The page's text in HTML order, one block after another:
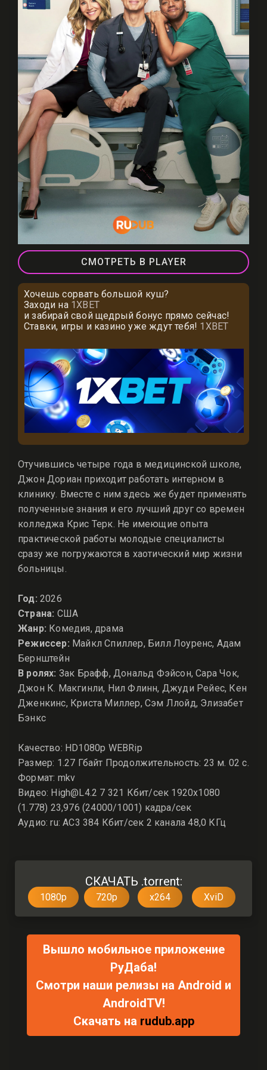
СМОТРЕТЬ В PLAYER
Хочешь сорвать большой куш?
Заходи на 1XBET
и забирай свой щедрый бонус прямо сейчас!
Ставки, игры и казино уже ждут тебя! 1XBET
Отучившись четыре года в медицинской школе,
Джон Дориан приходит работать интерном в
клинику. Вместе с ним здесь же будет применять
полученные знания и его лучший друг со времен
колледжа Крис Терк. Не имеющие опыта
практической работы молодые специалисты
сразу же погружаются в хаотический мир жизни
больницы.
Год: 2026
Страна: США
Жанр: Комедия, драма
Режиссер: Майкл Спиллер, Билл Лоуренс, Адам
Бернштейн
В ролях: Зак Брафф, Дональд Фэйсон, Сара Чок,
Джон К. Макгинли, Нил Флинн, Джуди Рейес, Кен
Дженкинс, Криста Миллер, Сэм Ллойд, Элизабет
Бэнкс
Качество: HD1080p WEBRip
Размер: 1.27 Гбайт Продолжительность: 23 м. 02 с.
Формат: mkv
Видео: High@L4.2 7 321 Кбит/сек 1920x1080
(1.778) 23,976 (24000/1001) кадра/сек
Аудио: ru: AC3 384 Кбит/сек 2 канала 48,0 КГц
СКАЧАТЬ .torrent:
1080p 720p x264 XviD
Вышло мобильное приложение
РуДаба!
Смотри наши релизы на Android и
AndroidTV!
Скачать на rudub.app